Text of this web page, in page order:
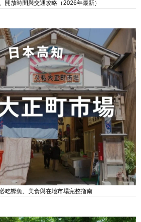
開放時間與交通攻略（2026年最新）
吃鰹魚、美食與在地市場完整指南